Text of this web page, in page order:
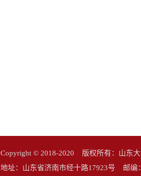
Copyright © 2018-2020 版权所有：山东
地址：山东省济南市经十路17923号 邮